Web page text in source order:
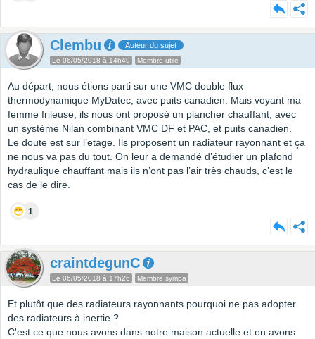
Clembu Auteur du sujet
Le 06/05/2018 à 14h49 Membre utile
Au départ, nous étions parti sur une VMC double flux
thermodynamique MyDatec, avec puits canadien. Mais voyant ma
femme frileuse, ils nous ont proposé un plancher chauffant, avec
un système Nilan combinant VMC DF et PAC, et puits canadien.
Le doute est sur l’etage. Ils proposent un radiateur rayonnant et ça
ne nous va pas du tout. On leur a demandé d’étudier un plafond
hydraulique chauffant mais ils n’ont pas l’air très chauds, c’est le
cas de le dire.
1
craintdegunC
Le 06/05/2018 à 17h26 Membre sympa
Et plutôt que des radiateurs rayonnants pourquoi ne pas adopter
des radiateurs à inertie ?
C'est ce que nous avons dans notre maison actuelle et en avons